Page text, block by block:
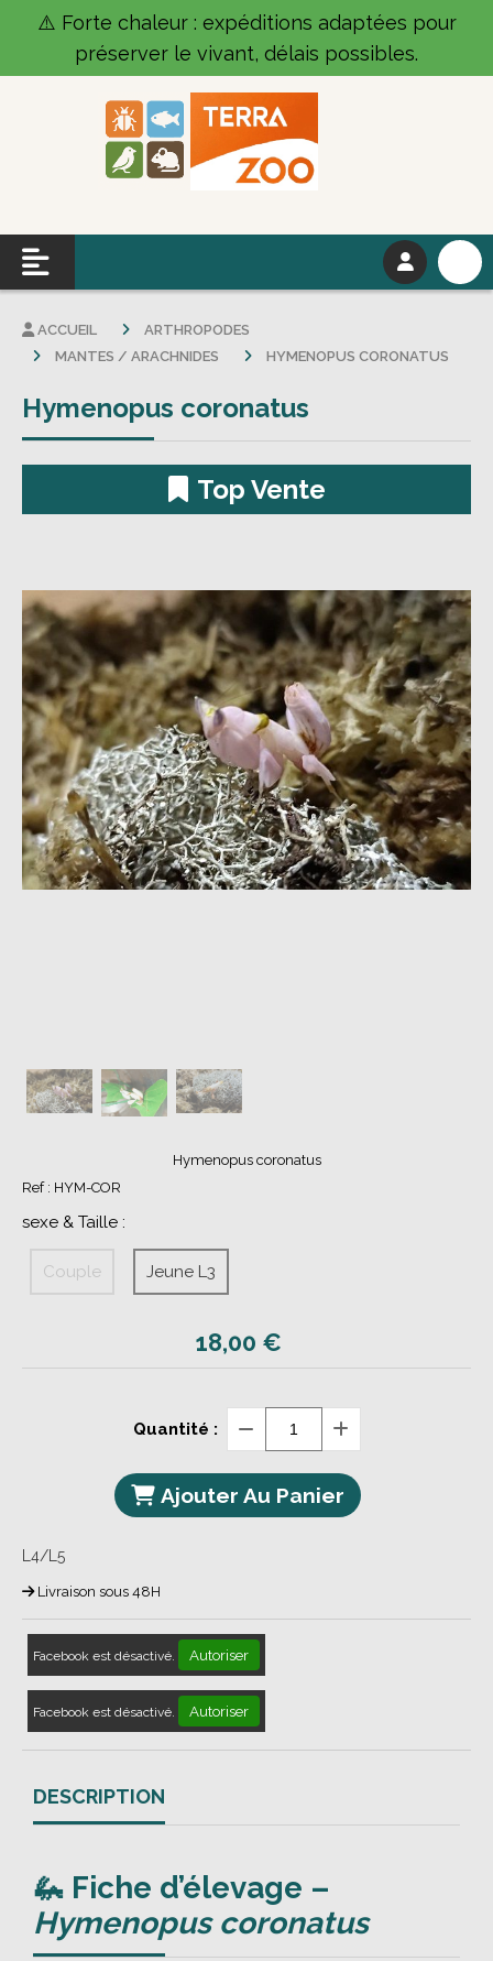
⚠️ Forte chaleur : expéditions adaptées pour
préserver le vivant, délais possibles.
ACCUEIL
ARTHROPODES
MANTES / ARACHNIDES
HYMENOPUS CORONATUS
Hymenopus coronatus
Top Vente
Hymenopus coronatus
Ref : HYM-COR
sexe & Taille :
Couple Jeune L3
18,00 €
Quantité :
Ajouter Au Panier
L4/L5
Livraison sous 48H
Facebook est désactivé. Autoriser
Facebook est désactivé. Autoriser
DESCRIPTION
🦗 Fiche d’élevage –
Hymenopus coronatus